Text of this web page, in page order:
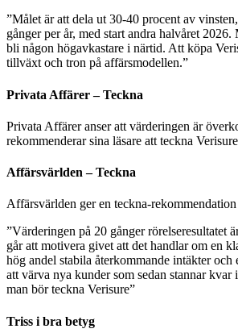
”Målet är att dela ut 30-40 procent av
gånger per år, med start andra halvåret 2026.
bli någon högavkastare i närtid. Att köpa
tillväxt och tron på affärsmodellen.”
Privata Affärer – Teckna
Privata Affärer anser att värderingen är
rekommenderar sina läsare att teckna
Affärsvärlden – Teckna
Affärsvärlden ger en teckna-
”Värderingen på 20 gånger rörelseresultatet
går att motivera givet att det handlar om en
hög andel stabila återkommande intäkter och
att värva nya kunder som sedan stannar
man bör teckna Verisure”
Triss i bra betyg